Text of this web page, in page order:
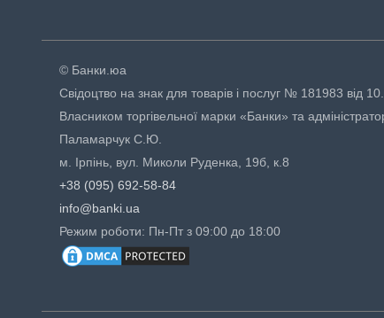
© Банки.юа
Свідоцтво на знак для товарів і послуг № 181983 від
Власником торгівельної марки «Банки» та
Паламарчук С.Ю.
м. Ірпінь, вул. Миколи Руденка, 19б, к.8
+38 (095) 692-58-84
info@banki.ua
Режим роботи: Пн-Пт з 09:00 до 18:00